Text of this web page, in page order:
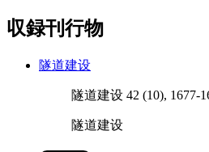
収録刊行物
隧道建设
隧道建设 42 (10), 1677-
隧道建设